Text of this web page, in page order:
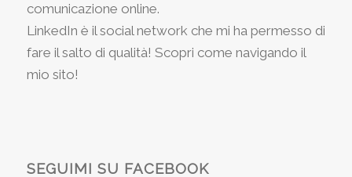
comunicazione online.
LinkedIn è il social network che mi ha permesso di
fare il salto di qualità! Scopri come navigando il
mio sito!
SEGUIMI SU FACEBOOK